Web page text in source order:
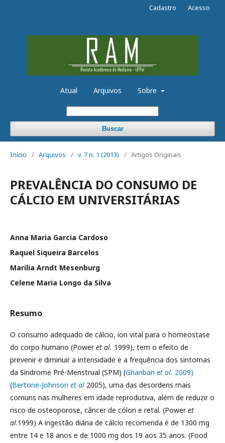
Atual Arquivos Sobre
Buscar
Cadastro Acesso
Início / Arquivos / v. 7 n. 1 (2013) / Artigos Originais
PREVALÊNCIA DO CONSUMO DE
CÁLCIO EM UNIVERSITÁRIAS
Anna Maria Garcia Cardoso
Raquel Siqueira Barcelos
Marilia Arndt Mesenburg
Celene Maria Longo da Silva
Resumo
O consumo adequado de cálcio, íon vital para o homeostase
do corpo humano (Poweret al. 1999), tem o efeito de
prevenir e diminuir a intensidade e a frequência dos sintomas
da Síndrome Pré-Menstrual (SPM) (Ghanbari et al. 2009)
(Bertone-Johnson et al 2005), uma das desordens mais
comuns nas mulheres em idade reprodutiva, além de reduzir o
risco de osteoporose, câncer de cólon e retal. (Poweret
al.1999) A ingestão diária de cálcio recomenda é de 1300 mg
entre 14 e 18 anos e de 1000 mg dos 19 aos 35 anos. (Food